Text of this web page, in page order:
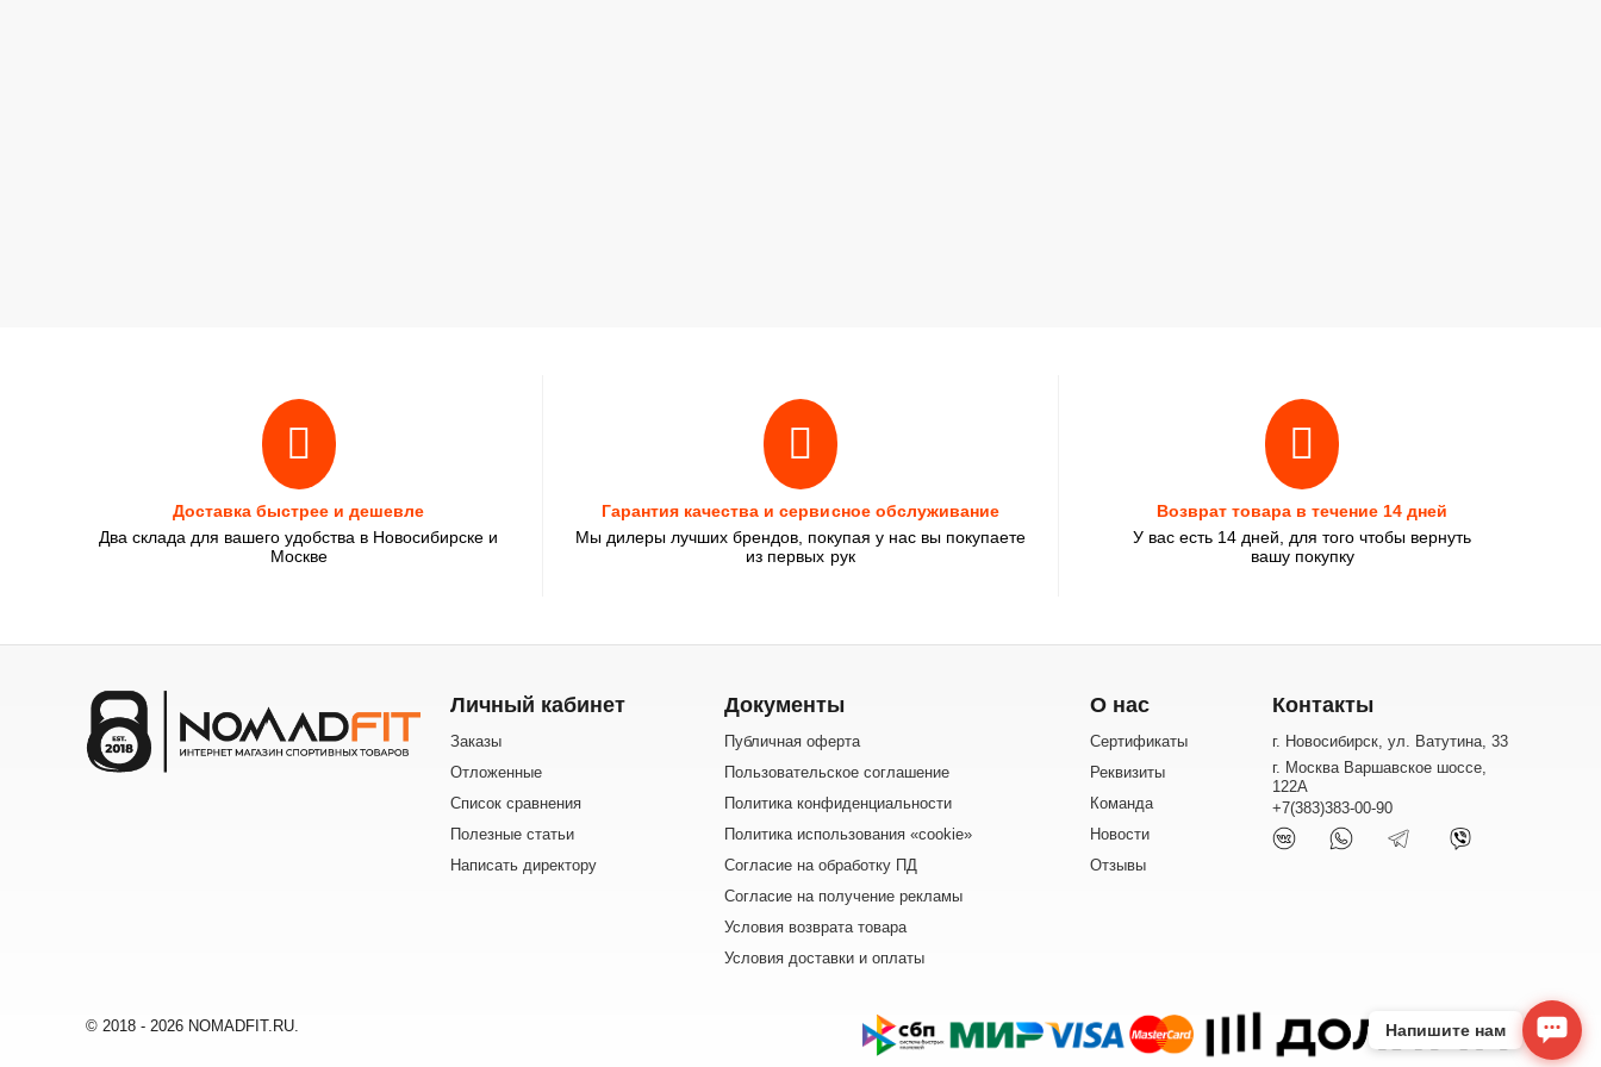
Доставка быстрее и дешевле
Два склада для вашего удобства в Новосибирске и
Москве
Гарантия качества и сервисное обслуживание
Мы дилеры лучших брендов, покупая у нас вы покупаете
из первых рук
Возврат товара в течение 14 дней
У вас есть 14 дней, для того чтобы вернуть
вашу покупку
Напишите нам
Личный кабинет
Заказы
Отложенные
Список сравнения
Полезные статьи
Написать директору
Документы
Публичная оферта
Пользовательское соглашение
Политика конфиденциальности
Политика использования «cookie»
Согласие на обработку ПД
Согласие на получение рекламы
Условия возврата товара
Условия доставки и оплаты
О нас
Сертификаты
Реквизиты
Команда
Новости
Отзывы
Контакты
г. Новосибирск, ул. Ватутина, 33
г. Москва Варшавское шоссе,
122А
+7(383)383-00-90
© 2018 - 2026 NOMADFIT.RU.